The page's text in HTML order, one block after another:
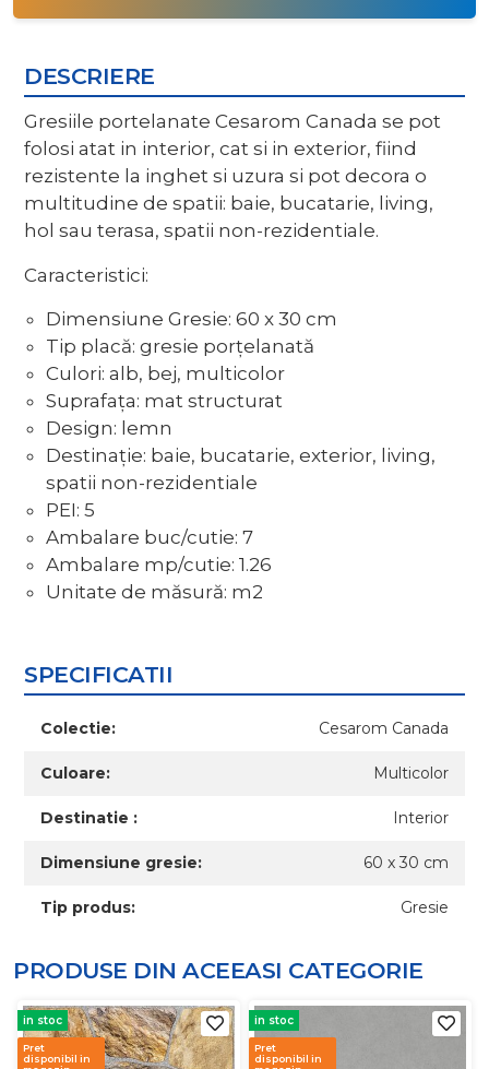
DESCRIERE
Gresiile portelanate Cesarom Canada se pot
folosi atat in interior, cat si in exterior, fiind
rezistente la inghet si uzura si pot decora o
multitudine de spatii: baie, bucatarie, living,
hol sau terasa, spatii non-rezidentiale.
Caracteristici:
Dimensiune Gresie: 60 x 30 cm
Tip placă: gresie porțelanată
Culori: alb, bej, multicolor
Suprafața: mat structurat
Design: lemn
Destinație: baie, bucatarie, exterior, living,
spatii non-rezidentiale
PEI: 5
Ambalare buc/cutie: 7
Ambalare mp/cutie: 1.26
Unitate de măsură: m2
SPECIFICATII
Colectie: Cesarom Canada
Culoare: Multicolor
Destinatie : Interior
Dimensiune gresie: 60 x 30 cm
Tip produs: Gresie
PRODUSE DIN ACEEASI CATEGORIE
in stoc
Pret
disponibil in
in stoc
Pret
disponibil in